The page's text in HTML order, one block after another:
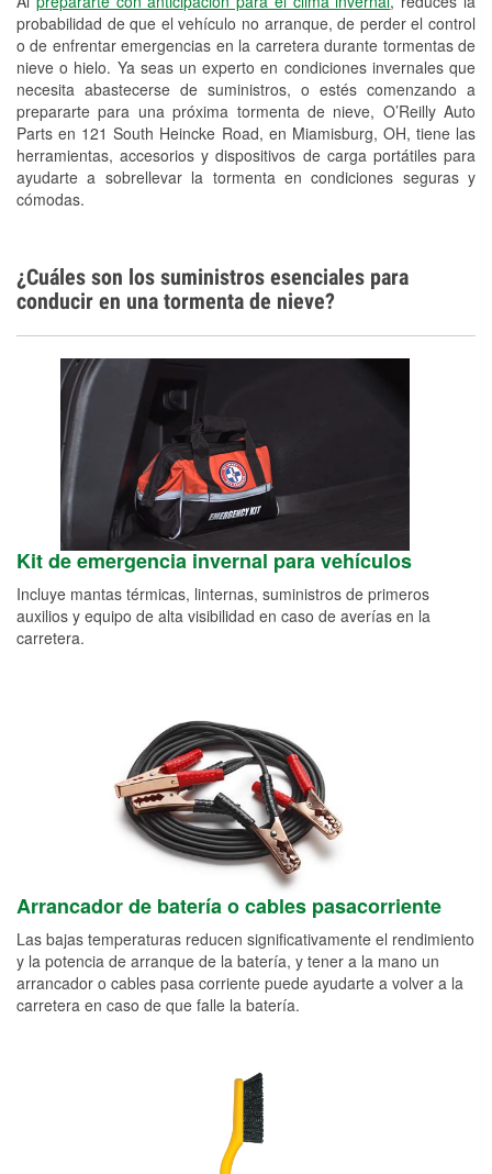
probabilidad de que el vehículo no arranque, de perder el control
o de enfrentar emergencias en la carretera durante tormentas de
nieve o hielo. Ya seas un experto en condiciones invernales que
necesita abastecerse de suministros, o estés comenzando a
prepararte para una próxima tormenta de nieve, O’Reilly Auto
Parts en 121 South Heincke Road, en Miamisburg, OH, tiene las
herramientas, accesorios y dispositivos de carga portátiles para
ayudarte a sobrellevar la tormenta en condiciones seguras y
cómodas.
Snowstorm Supplies
Tornado Supplies
Conoce más
¿Cuáles son los suministros esenciales para
conducir en una tormenta de nieve?
Kit de emergencia invernal para vehículos
Incluye mantas térmicas, linternas, suministros de primeros
auxilios y equipo de alta visibilidad en caso de averías en la
carretera.
Arrancador de batería o cables pasacorriente
Las bajas temperaturas reducen significativamente el rendimiento
y la potencia de arranque de la batería, y tener a la mano un
arrancador o cables pasa corriente puede ayudarte a volver a la
carretera en caso de que falle la batería.